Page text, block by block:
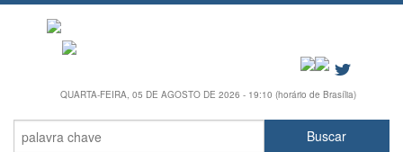
QUARTA-FEIRA, 05 DE AGOSTO DE 2026 - 19:10 (horário de Brasília)